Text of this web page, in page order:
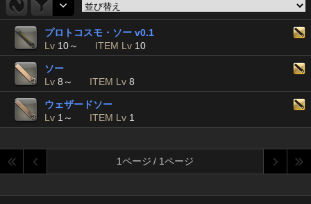
プロトコスモ・ソー v0.1
Lv 10～ ITEM Lv 10
ソー
Lv 8～ ITEM Lv 8
ウェザードソー
Lv 1～ ITEM Lv 1
1ページ / 1ページ